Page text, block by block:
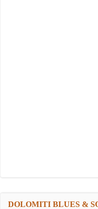
DOLOMITI BLUES &